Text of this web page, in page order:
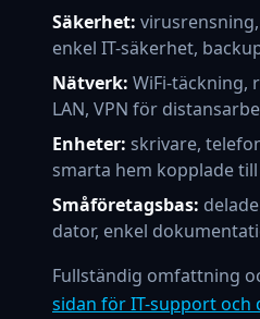
Säkerhet:
enkel IT-säkerhet,
Nätverk: WiFi-täckning,
LAN, VPN för
Enheter: skrivare,
smarta hem kopplade
Småföretagsbas:
dator, enkel
Fullständig omfattning
sidan för IT-support och